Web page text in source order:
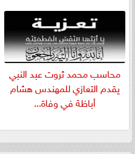
​محاسب محمد ثروت عبد النبي
يقدم التعازي للمهندس هشام
أباظة في وفاة...